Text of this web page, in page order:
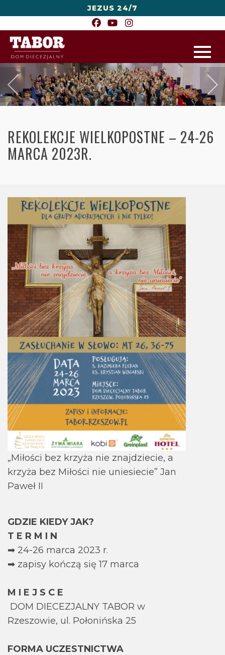
JEZUS 24/7
REKOLEKCJE WIELKOPOSTNE – 24-26
MARCA 2023R.
„Miłości bez krzyża nie znajdziecie, a
krzyża bez Miłości nie uniesiecie” Jan
Paweł II
GDZIE KIEDY JAK?
T E R M I N
➡ 24-26 marca 2023 r.
➡ zapisy kończą się 17 marca
M I E J S C E
DOM DIECEZJALNY TABOR w
Rzeszowie, ul. Połonińska 25
FORMA UCZESTNICTWA